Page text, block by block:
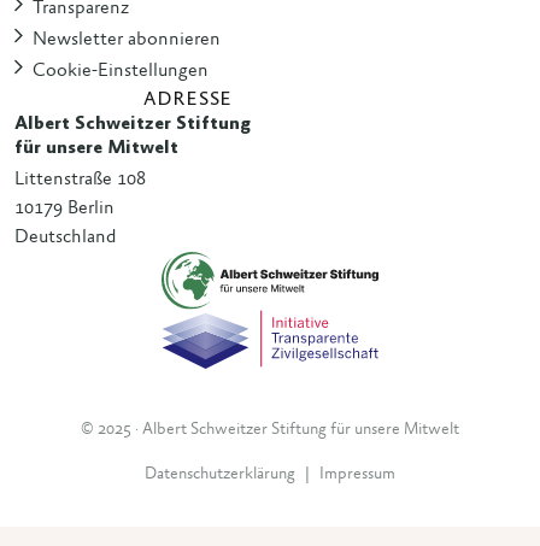
Transparenz
Newsletter abonnieren
Cookie-Einstellungen
ADRESSE
Albert Schweitzer Stiftung
für unsere Mitwelt
Littenstraße 108
10179 Berlin
Deutschland
© 2025 · Albert Schweitzer Stiftung für unsere Mitwelt
Datenschutzerklärung Impressum